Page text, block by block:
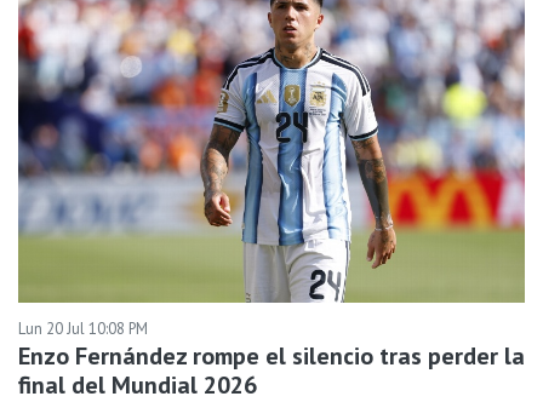
Lun 20 Jul 10:08 PM
Enzo Fernández rompe el silencio tras perder la
final del Mundial 2026